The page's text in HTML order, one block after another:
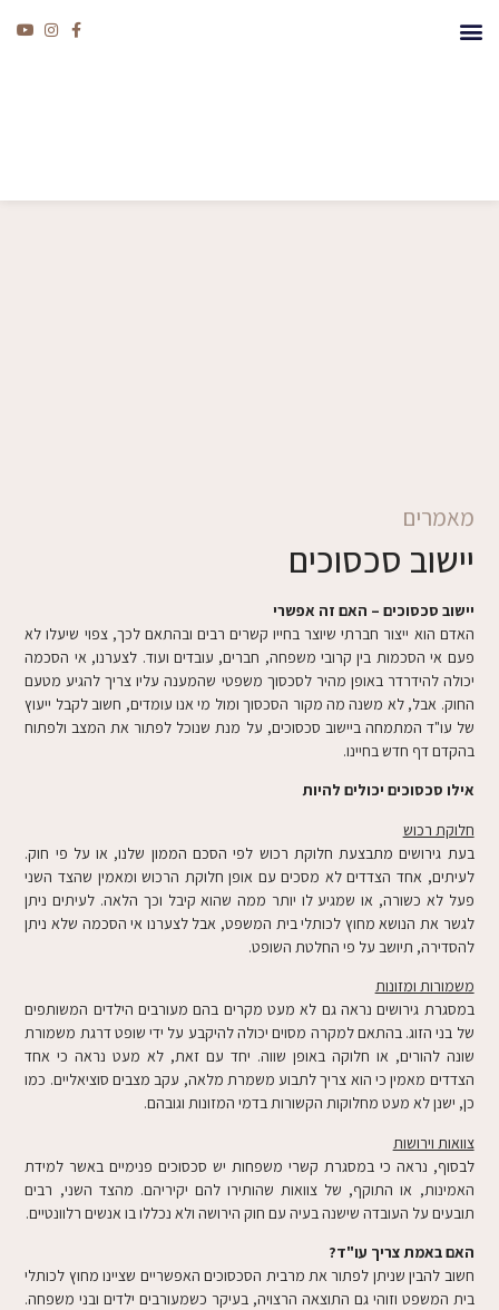
מאמרים
יישוב סכסוכים
יישוב סכסוכים – האם זה אפשרי
האדם הוא ייצור חברתי שיוצר בחייו קשרים רבים ובהתאם לכך, צפוי שיעלו לא
פעם אי הסכמות בין קרובי משפחה, חברים, עובדים ועוד. לצערנו, אי הסכמה
יכולה להידרדר באופן מהיר לסכסוך משפטי שהמענה עליו צריך להגיע מטעם
החוק. אבל, לא משנה מה מקור הסכסוך ומול מי אנו עומדים, חשוב לקבל ייעוץ
של עו"ד המתמחה ביישוב סכסוכים, על מנת שנוכל לפתור את המצב ולפתוח
בהקדם דף חדש בחיינו.
אילו סכסוכים יכולים להיות
חלוקת רכוש
בעת גירושים מתבצעת חלוקת רכוש לפי הסכם הממון שלנו, או על פי חוק.
לעיתים, אחד הצדדים לא מסכים עם אופן חלוקת הרכוש ומאמין שהצד השני
פעל לא כשורה, או שמגיע לו יותר ממה שהוא קיבל וכך הלאה. לעיתים ניתן
לגשר את הנושא מחוץ לכותלי בית המשפט, אבל לצערנו אי הסכמה שלא ניתן
להסדירה, תיושב על פי החלטת השופט.
משמורות ומזונות
במסגרת גירושים נראה גם לא מעט מקרים בהם מעורבים הילדים המשותפים
של בני הזוג. בהתאם למקרה מסוים יכולה להיקבע על ידי שופט דרגת משמורת
שונה להורים, או חלוקה באופן שווה. יחד עם זאת, לא מעט נראה כי אחד
הצדדים מאמין כי הוא צריך לתבוע משמרת מלאה, עקב מצבים סוציאליים. כמו
כן, ישנן לא מעט מחלוקות הקשורות בדמי המזונות וגובהם.
צוואות וירושות
לבסוף, נראה כי במסגרת קשרי משפחות יש סכסוכים פנימיים באשר למידת
האמינות, או התוקף, של צוואות שהותירו להם יקיריהם. מהצד השני, רבים
תובעים על העובדה שישנה בעיה עם חוק הירושה ולא נכללו בו אנשים רלוונטיים.
האם באמת צריך עו"ד?
חשוב להבין שניתן לפתור את מרבית הסכסוכים האפשריים שציינו מחוץ לכותלי
בית המשפט וזוהי גם התוצאה הרצויה, בעיקר כשמעורבים ילדים ובני משפחה.